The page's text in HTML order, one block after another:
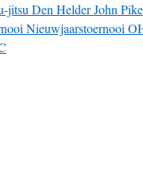
jitsu Den HelderJohn
Nieuwjaarstoernooi